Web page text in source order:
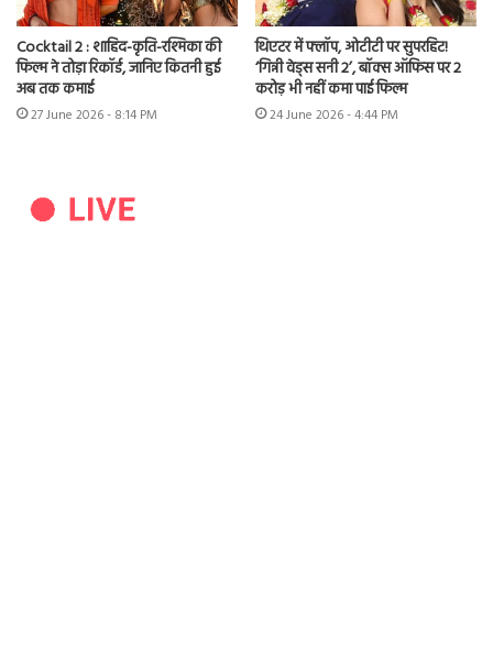
Cocktail 2 : शाहिद-कृति-रश्मिका की
फिल्म ने तोड़ा रिकॉर्ड, जानिए कितनी हुई
अब तक कमाई
27 June 2026 - 8:14 PM
थिएटर में फ्लॉप, ओटीटी पर सुपरहिट!
‘गिन्नी वेड्स सनी 2’, बॉक्स ऑफिस पर 2
करोड़ भी नहीं कमा पाई फिल्म
24 June 2026 - 4:44 PM